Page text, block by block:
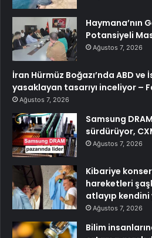
Haymana’nın
Potansiyeli
Ağustos 7, 2026
İran Hürmüz Boğazı’nda ABD
yasaklayan tasarıyı inceliyor –
Ağustos 7, 2026
Samsung
sürdürüyor,
Ağustos 7, 2026
Kibariye
hareketleri
atlayıp
Ağustos 7, 2026
Bilim